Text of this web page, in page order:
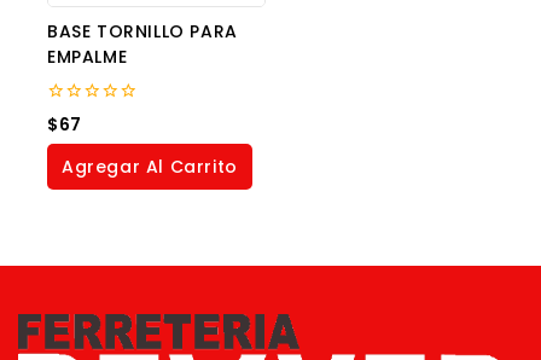
BASE TORNILLO PARA
EMPALME
0
out
of
$67
Agregar Al Carrito